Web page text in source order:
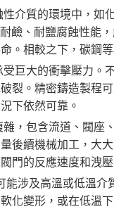
介質的環境中，如
鹼、耐鹽腐蝕性能
。相較之下，碳鋼
巨大的衝擊壓力。
裂。精密鑄造製程
下依然可靠。
，包含流道、閥座
後續機械加工，大
門的反應速度和洩壓
能涉及高溫或低溫
化變形，或在低溫